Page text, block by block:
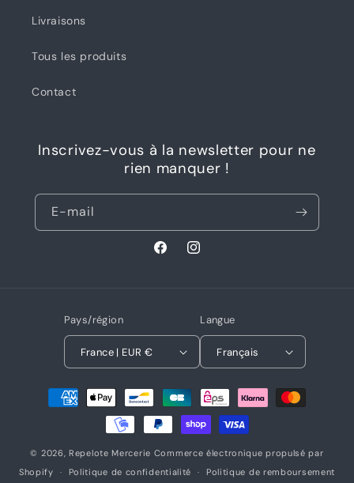
Livraisons
Tous les produits
Contact
Inscrivez-vous à la newsletter pour ne
rien manquer !
E-mail
FacebookInstagram
Pays/région
France | EUR €
Langue
Français
Moyens
© 2026,Repelote Mercerie Commerce électronique propulsé par
Shopify
Politique de confidentialité Politique de remboursement